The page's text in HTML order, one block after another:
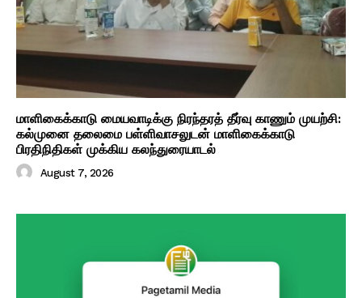
மாளிகைக்காடு மையவாடிக்கு நிரந்தரத் தீர்வு காணும் முயற்சி:
கல்முனை தலைமை பள்ளிவாசலுடன் மாளிகைக்காடு
பிரதிநிதிகள் முக்கிய கலந்துரையாடல்
August 7, 2026